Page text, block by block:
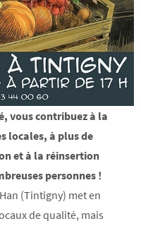
vous contribuez à la
locales, à plus de
et à la réinsertion
personnes !
(Tintigny) met en
de qualité, mais